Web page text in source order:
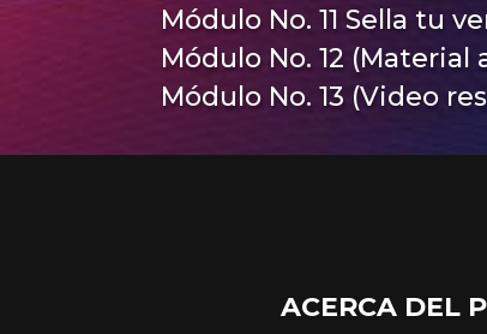
Módulo No. 11 Sella tu
Módulo No. 12 (Material
Módulo No. 13 (Video
ACERCA DEL